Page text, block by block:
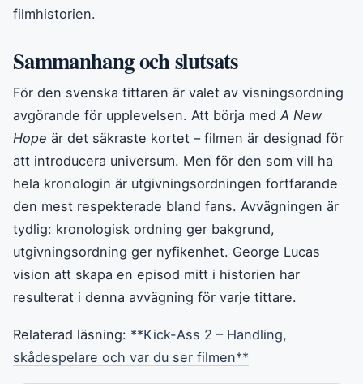
filmhistorien.
Sammanhang och slutsats
För den svenska tittaren är valet av visningsordning
avgörande för upplevelsen. Att börja med A New
Hope är det säkraste kortet – filmen är designad för
att introducera universum. Men för den som vill ha
hela kronologin är utgivningsordningen fortfarande
den mest respekterade bland fans. Avvägningen är
tydlig: kronologisk ordning ger bakgrund,
utgivningsordning ger nyfikenhet. George Lucas
vision att skapa en episod mitt i historien har
resulterat i denna avvägning för varje tittare.
Relaterad läsning: **Kick-Ass 2 – Handling,
skådespelare och var du ser filmen**